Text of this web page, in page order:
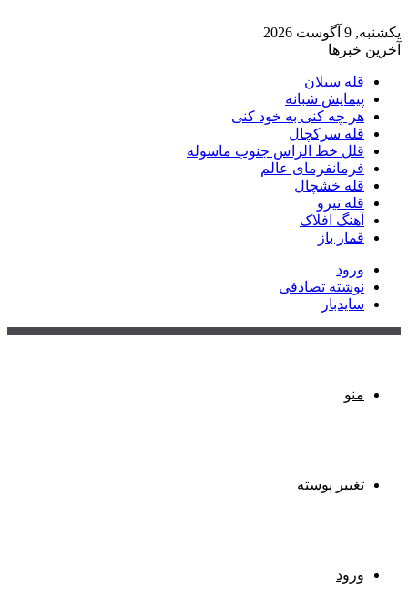
یکشنبه, 9 آگوست 2026
آخرین خبرها
قله سبلان
پیمایش شبانه
هر چه کنی به خود کنی
قله سرکچال
قلل خط الراس جنوب ماسوله
فرمانفرمای عالم
قله خشچال
قله تیرو
آهنگ افلاک
قمار باز
ورود
نوشته تصادفی
سایدبار
منو
تغییر پوسته
ورود